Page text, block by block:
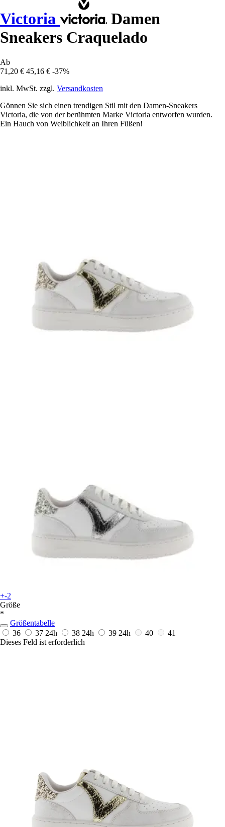
Victoria
Damen
Sneakers Craquelado
Ab
71,20 € 45,16 € -37%
inkl. MwSt. zzgl. Versandkosten
Gönnen Sie sich einen trendigen Stil mit den Damen-Sneakers
Victoria, die von der berühmten Marke Victoria entworfen wurden.
Ein Hauch von Weiblichkeit an Ihren Füßen!
+-2
Größe
*
Größentabelle
36
37 24h 38 24h 39 24h 40
41
Dieses Feld ist erforderlich